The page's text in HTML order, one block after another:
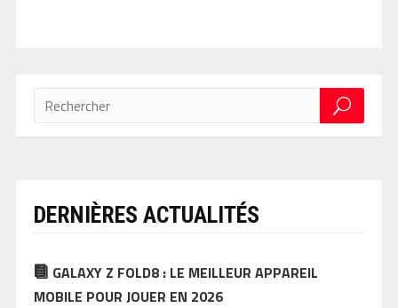
DERNIÈRES ACTUALITÉS
GALAXY Z FOLD8 : LE MEILLEUR APPAREIL
MOBILE POUR JOUER EN 2026